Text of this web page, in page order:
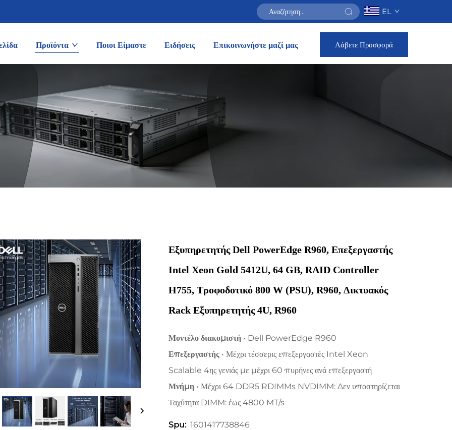
EL
Προϊόντα Ποιοι Είμαστε Ειδήσεις Επικοινωνήστε μαζί μας Λάβετε Προσφορά
Εξυπηρετητής Dell PowerEdge R960, Επεξεργαστής
Intel Xeon Gold 5412U, 64 GB, RAID Controller
H755, Τροφοδοτικό 800 W (PSU), R960, Δικτυακός
Rack Εξυπηρετητής 4U, R960
Μοντέλο διακομιστή • Dell PowerEdge R960
Επεξεργαστής • Μέχρι τέσσερις επεξεργαστές Intel Xeon
Scalable 4ης γενιάς με μέχρι 60 πυρήνες ανά επεξεργαστή
Μνήμη • Μέχρι 64 DDR5 RDIMMs NVDIMM: Δεν υποστηρίζεται
Ταχύτητα DIMM: έως 4800 MT/s
Spu: 1601417738846